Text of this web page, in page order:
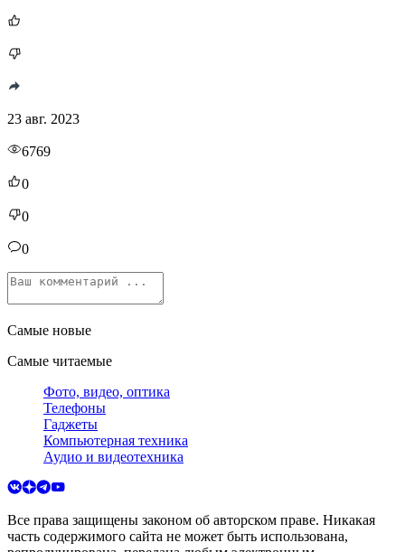
23 авг. 2023
6769
0
0
0
Самые новые
Самые читаемые
Фото, видео, оптика
Телефоны
Гаджеты
Компьютерная техника
Аудио и видеотехника
Все права защищены законом об авторском праве. Никакая
часть содержимого сайта не может быть использована,